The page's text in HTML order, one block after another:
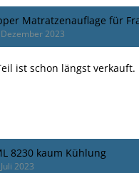
Matratzenauflage für
2023
ist schon längst verkauft.
8230 kaum Kühlung
2023